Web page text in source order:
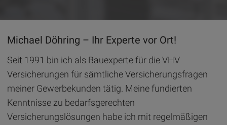
Michael Döhring – Ihr Experte vor Ort!
Seit 1991 bin ich als Bauexperte für die VHV
Versicherungen für sämtliche Versicherungsfragen
meiner Gewerbekunden tätig. Meine fundierten
Kenntnisse zu bedarfsgerechten
Versicherungslösungen habe ich mit regelmäßigen